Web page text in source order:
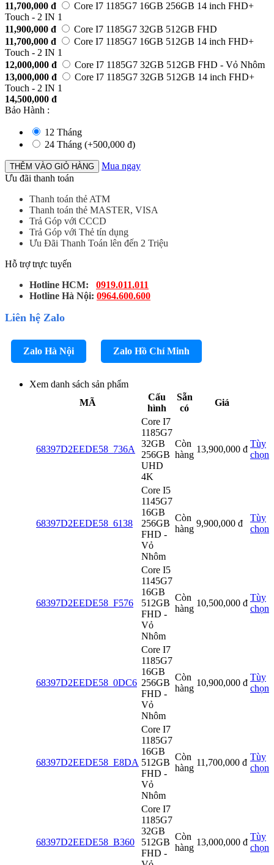
11,700,000 đ
Core I7 1185G7 16GB 256GB 14 inch FHD+
Touch - 2 IN 1
11,900,000 đ
Core I7 1185G7 32GB 512GB FHD
11,700,000 đ
Core I7 1185G7 16GB 512GB 14 inch FHD+
Touch - 2 IN 1
12,000,000 đ
Core I7 1185G7 32GB 512GB FHD - Vỏ Nhôm
13,000,000 đ
Core I7 1185G7 32GB 512GB 14 inch FHD+
Touch - 2 IN 1
14,500,000 đ
Bảo Hành :
12 Tháng
24 Tháng (+500,000 đ)
THÊM VÀO GIỎ HÀNG
Mua ngay
Ưu đãi thanh toán
Thanh toán thẻ ATM
Thanh toán thẻ MASTER, VISA
Trả Góp với CCCD
Trả Góp với Thẻ tín dụng
Ưu Đãi Thanh Toán lên đến 2 Triệu
Hỗ trợ trực tuyến
Hotline HCM: 0919.011.011
Hotline Hà Nội: 0964.600.600
Liên hệ Zalo
Zalo Hà Nội Zalo Hồ Chí Minh
Xem danh sách sản phẩm
MÃ
Cấu
hình
Sẵn
có
Giá
68397D2EEDE58_736A
Core I7
1185G7
32GB
256GB
UHD
4K
Còn
hàng
13,900,000 đ
Tùy
chọn
68397D2EEDE58_6138
Core I5
1145G7
16GB
256GB
FHD -
Vỏ
Nhôm
Còn
hàng
9,900,000 đ
Tùy
chọn
68397D2EEDE58_F576
Core I5
1145G7
16GB
512GB
FHD -
Vỏ
Nhôm
Còn
hàng
10,500,000 đ
Tùy
chọn
68397D2EEDE58_0DC6
Core I7
1185G7
16GB
256GB
FHD -
Vỏ
Nhôm
Còn
hàng
10,900,000 đ
Tùy
chọn
68397D2EEDE58_E8DA
Core I7
1185G7
16GB
512GB
FHD -
Vỏ
Nhôm
Còn
hàng
11,700,000 đ
Tùy
chọn
68397D2EEDE58_B360
Core I7
1185G7
32GB
512GB
FHD -
Còn
hàng
13,000,000 đ
Tùy
chọn